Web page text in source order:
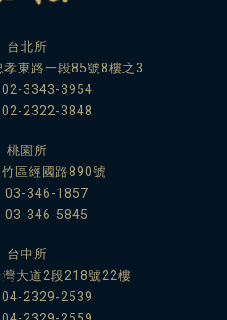
台北所
孝東路一段85號8樓之3
02-3343-3954
02-2322-3848
桃園所
區經國路890號
03-346-1857
03-346-5845
台中所
灣大道2段218號22樓
04-2329-2539